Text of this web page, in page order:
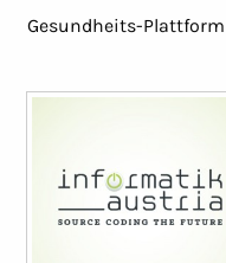
Gesundheits-Plattform